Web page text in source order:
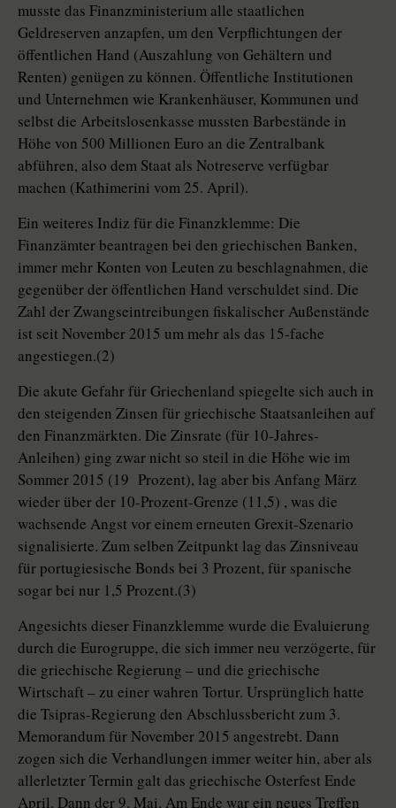
musste das Finanzministerium alle staatlichen
Geldreserven anzapfen, um den Verpflichtungen der
öffentlichen Hand (Auszahlung von Gehältern und
Renten) genügen zu können. Öffentliche Institutionen
und Unternehmen wie Krankenhäuser, Kommunen und
selbst die Arbeitslosenkasse mussten Barbestände in
Höhe von 500 Millionen Euro an die Zentralbank
abführen, also dem Staat als Notreserve verfügbar
machen (Kathimerini vom 25. April).
Ein weiteres Indiz für die Finanzklemme: Die
Finanzämter beantragen bei den griechischen Banken,
immer mehr Konten von Leuten zu beschlagnahmen, die
gegenüber der öffentlichen Hand verschuldet sind. Die
Zahl der Zwangseintreibungen fiskalischer Außenstände
ist seit November 2015 um mehr als das 15-fache
angestiegen.(2)
Die akute Gefahr für Griechenland spiegelte sich auch in
den steigenden Zinsen für griechische Staatsanleihen auf
den Finanzmärkten. Die Zinsrate (für 10-Jahres-
Anleihen) ging zwar nicht so steil in die Höhe wie im
Sommer 2015 (19 Prozent), lag aber bis Anfang März
wieder über der 10-Prozent-Grenze (11,5) , was die
wachsende Angst vor einem erneuten Grexit-Szenario
signalisierte. Zum selben Zeitpunkt lag das Zinsniveau
für portugiesische Bonds bei 3 Prozent, für spanische
sogar bei nur 1,5 Prozent.(3)
Angesichts dieser Finanzklemme wurde die Evaluierung
durch die Eurogruppe, die sich immer neu verzögerte, für
die griechische Regierung – und die griechische
Wirtschaft – zu einer wahren Tortur. Ursprünglich hatte
die Tsipras-Regierung den Abschlussbericht zum 3.
Memorandum für November 2015 angestrebt. Dann
zogen sich die Verhandlungen immer weiter hin, aber als
allerletzter Termin galt das griechische Osterfest Ende
April. Dann der 9. Mai. Am Ende war ein neues Treffen